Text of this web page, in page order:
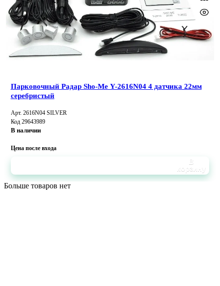
Парковочный Радар Sho-Me Y-2616N04 4 датчика 22мм
серебристый
Арт. 2616N04 SILVER
Код 29643989
В наличии
Цена после входа
В
корзину
Больше товаров нет